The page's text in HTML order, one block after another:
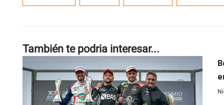
También te podria interesar...